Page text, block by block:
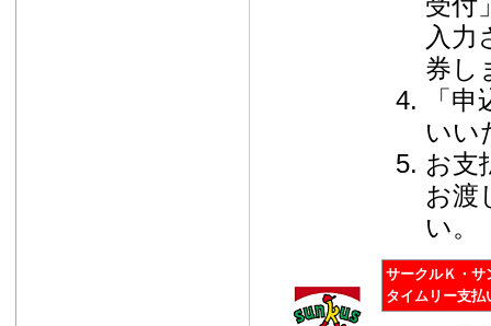
入力
券し
「
いい
お支
お渡
い。
サークルＫ・サ
タイムリー支払